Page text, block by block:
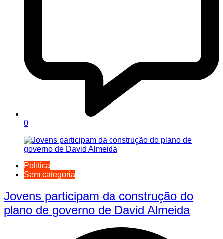
0
Política
Sem categoria
Jovens participam da construção do
plano de governo de David Almeida